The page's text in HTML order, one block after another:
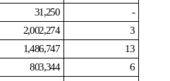
31,250
-
2,002,274
3
1,486,747
13
803,344
6